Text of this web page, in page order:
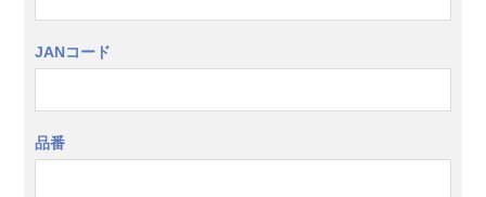
JANコード
品番